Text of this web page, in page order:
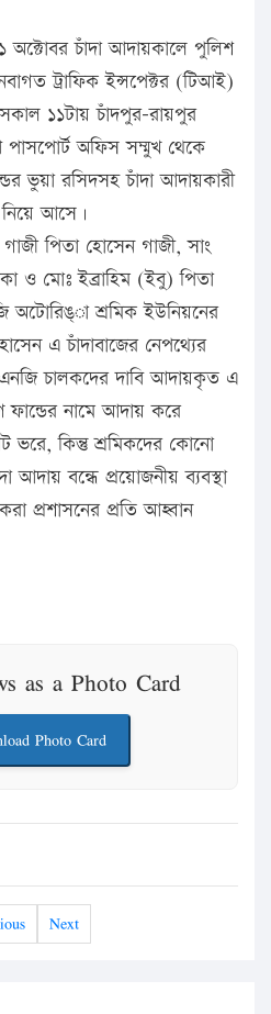
অক্টোবর চাঁদা আদায়কালে পুলিশ
ট্রাফিক ইন্সপেক্টর (টিআই)
১১টায় চাঁদপুর-রায়পুর
পাসপোর্ট অফিস সম্মুখ থেকে
ভুয়া রসিদসহ চাঁদা আদায়কারী
আসে।
পিতা হোসেন গাজী, সাং
ও মোঃ ইব্রাহিম (ইবু) পিতা
অটোরিঙ্া শ্রমিক ইউনিয়নের
এ চাঁদাবাজের নেপথ্যের
চালকদের দাবি আদায়কৃত এ
ফান্ডের নামে আদায় করে
ভরে, কিন্তু শ্রমিকদের কোনো
বন্ধে প্রয়োজনীয় ব্যবস্থা
প্রশাসনের প্রতি আহ্বান
as a Photo Card
Photo Card
Next